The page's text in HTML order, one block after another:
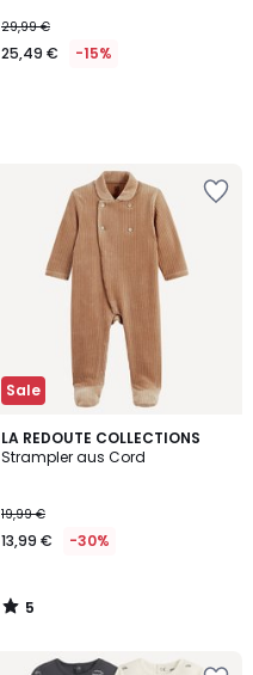
29,99 €
25,49 € -15%
Sale
LA REDOUTE COLLECTIONS
Strampler aus Cord
19,99 €
13,99 € -30%
5
/
5
/